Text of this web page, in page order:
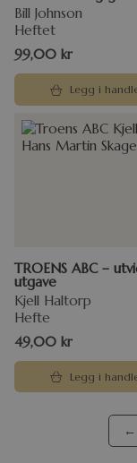
Bill Johnson
Heftet
99,00 kr
Legg i
TROENS ABC –
utgave
Kjell Haltorp
Hefte
49,00 kr
Legg i
←